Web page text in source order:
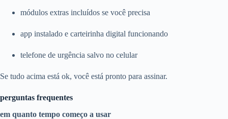
módulos extras incluídos se você precisa
app instalado e carteirinha digital funcionando
telefone de urgência salvo no celular
Se tudo acima está ok, você está pronto para assinar.
perguntas frequentes
em quanto tempo começo a usar